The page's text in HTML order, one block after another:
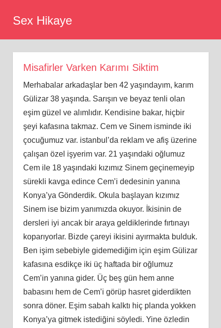
Sex Hikaye
Misafirler Varken Karımı Siktim
Merhabalar arkadaşlar ben 42 yaşındayım, karım
Gülizar 38 yaşında. Sarışın ve beyaz tenli olan
eşim güzel ve alımlıdır. Kendisine bakar, hiçbir
şeyi kafasına takmaz. Cem ve Sinem isminde iki
çocuğumuz var. istanbul’da reklam ve afiş üzerine
çalışan özel işyerim var. 21 yaşındaki oğlumuz
Cem ile 18 yaşındaki kızımız Sinem geçinemeyip
sürekli kavga edince Cem’i dedesinin yanına
Konya’ya Gönderdik. Okula başlayan kızımız
Sinem ise bizim yanımızda okuyor. İkisinin de
dersleri iyi ancak bir araya geldiklerinde fırtınayı
koparıyorlar. Bizde çareyi ikisini ayırmakta bulduk.
Ben işim sebebiyle gidemediğim için eşim Gülizar
kafasına esdikçe iki üç haftada bir oğlumuz
Cem’in yanına gider. Üç beş gün hem anne
babasını hem de Cem’i görüp hasret giderdikten
sonra döner. Eşim sabah kalktı hiç planda yokken
Konya’ya gitmek istediğini söyledi. Yine özledin